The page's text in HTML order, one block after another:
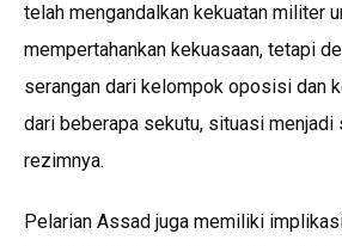
telah mengandalkan kekuatan militer
mempertahankan kekuasaan, tetapi
serangan dari kelompok oposisi dan
dari beberapa sekutu, situasi
rezimnya.
Pelarian Assad juga memiliki